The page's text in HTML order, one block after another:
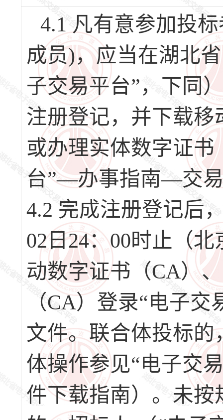
4.1 凡有意参加投
成员)，应当在湖北
子交易平台”，下同
注册登记，并下载
或办理实体数字证
台”—办事指南—交
4.2 完成注册登记后
02日24：00时止（
动数字证书（CA）
（CA）登录“电子
文件。联合体投标
体操作参见“电子交
件下载指南）。未按